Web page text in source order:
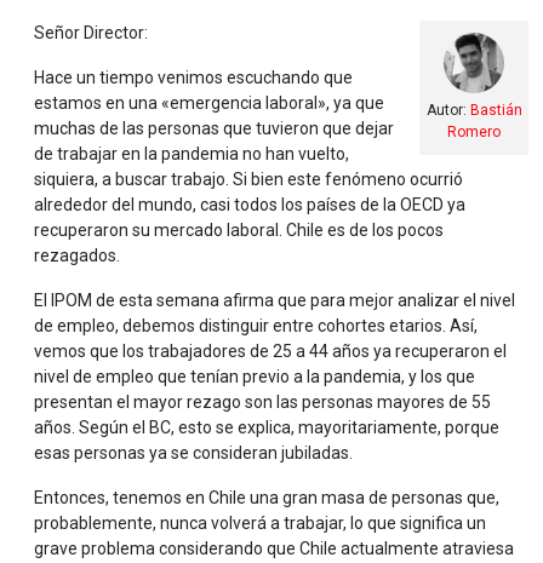
Autor: Bastián
Romero
Señor Director:
Hace un tiempo venimos escuchando que
estamos en una «emergencia laboral», ya que
muchas de las personas que tuvieron que dejar
de trabajar en la pandemia no han vuelto,
siquiera, a buscar trabajo. Si bien este fenómeno ocurrió
alrededor del mundo, casi todos los países de la OECD ya
recuperaron su mercado laboral. Chile es de los pocos
rezagados.
El IPOM de esta semana afirma que para mejor analizar el nivel
de empleo, debemos distinguir entre cohortes etarios. Así,
vemos que los trabajadores de 25 a 44 años ya recuperaron el
nivel de empleo que tenían previo a la pandemia, y los que
presentan el mayor rezago son las personas mayores de 55
años. Según el BC, esto se explica, mayoritariamente, porque
esas personas ya se consideran jubiladas.
Entonces, tenemos en Chile una gran masa de personas que,
probablemente, nunca volverá a trabajar, lo que significa un
grave problema considerando que Chile actualmente atraviesa